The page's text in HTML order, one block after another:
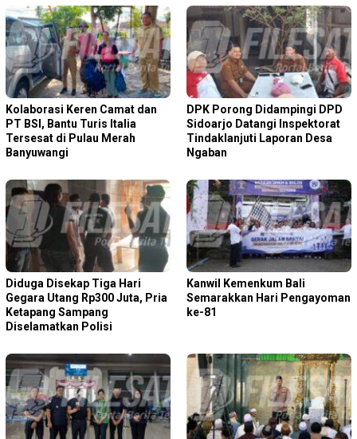
Kolaborasi Keren Camat dan
PT BSI, Bantu Turis Italia
Tersesat di Pulau Merah
Banyuwangi
DPK Porong Didampingi DPD
Sidoarjo Datangi Inspektorat
Tindaklanjuti Laporan Desa
Ngaban
Diduga Disekap Tiga Hari
Gegara Utang Rp300 Juta, Pria
Ketapang Sampang
Diselamatkan Polisi
Kanwil Kemenkum Bali
Semarakkan Hari Pengayoman
ke-81